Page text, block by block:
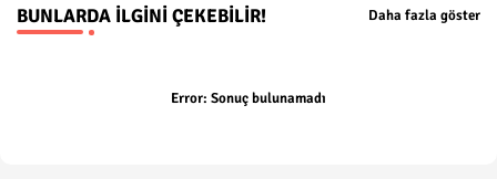
BUNLARDA İLGINI ÇEKEBILIR! Daha fazla göster
Error: Sonuç bulunamadı